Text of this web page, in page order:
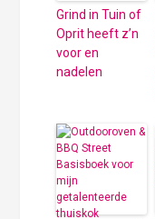
Grind in Tuin of
Oprit heeft z’n
voor en
nadelen